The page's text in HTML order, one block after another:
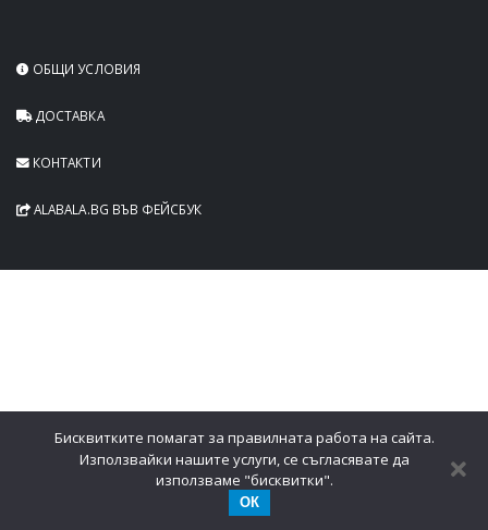
ОБЩИ УСЛОВИЯ
ДОСТАВКА
КОНТАКТИ
ALABALA.BG ВЪВ ФЕЙСБУК
Бисквитките помагат за правилната работа на сайта.
Използвайки нашите услуги, се съгласявате да
използваме "бисквитки".
ОК